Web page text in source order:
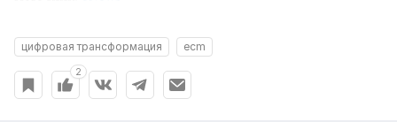
цифровая трансформация ecm
2